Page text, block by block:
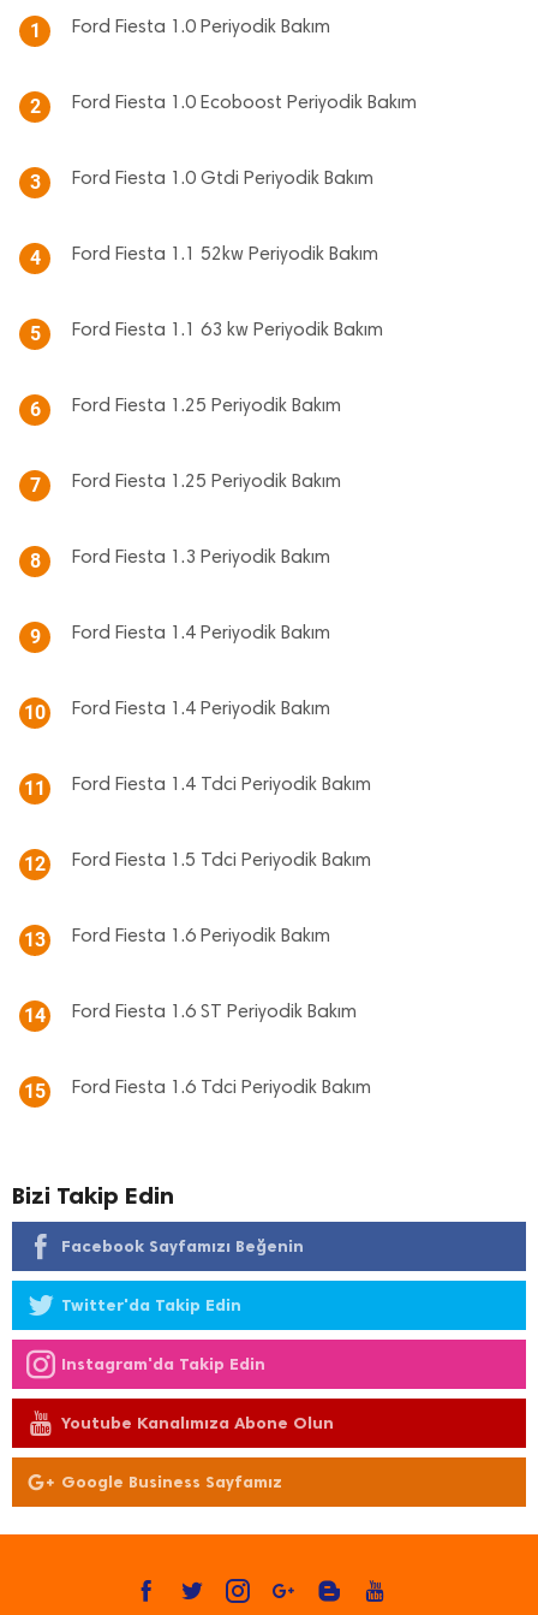
1 Ford Fiesta 1.0 Periyodik Bakım
2 Ford Fiesta 1.0 Ecoboost Periyodik Bakım
3 Ford Fiesta 1.0 Gtdi Periyodik Bakım
4 Ford Fiesta 1.1 52kw Periyodik Bakım
5 Ford Fiesta 1.1 63 kw Periyodik Bakım
6 Ford Fiesta 1.25 Periyodik Bakım
7 Ford Fiesta 1.25 Periyodik Bakım
8 Ford Fiesta 1.3 Periyodik Bakım
9 Ford Fiesta 1.4 Periyodik Bakım
10 Ford Fiesta 1.4 Periyodik Bakım
11 Ford Fiesta 1.4 Tdci Periyodik Bakım
12 Ford Fiesta 1.5 Tdci Periyodik Bakım
13 Ford Fiesta 1.6 Periyodik Bakım
14 Ford Fiesta 1.6 ST Periyodik Bakım
15 Ford Fiesta 1.6 Tdci Periyodik Bakım
Bizi Takip Edin
Facebook Sayfamızı Beğenin
Twitter'da Takip Edin
Instagram'da Takip Edin
Youtube Kanalımıza Abone Olun
Google Business Sayfamız